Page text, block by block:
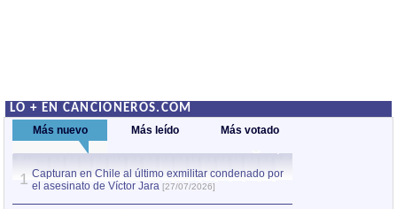
LO + EN CANCIONEROS.COM
Más nuevo Más leído Más votado
1 Capturan en Chile al último exmilitar condenado por
el asesinato de Víctor Jara [27/07/2026]